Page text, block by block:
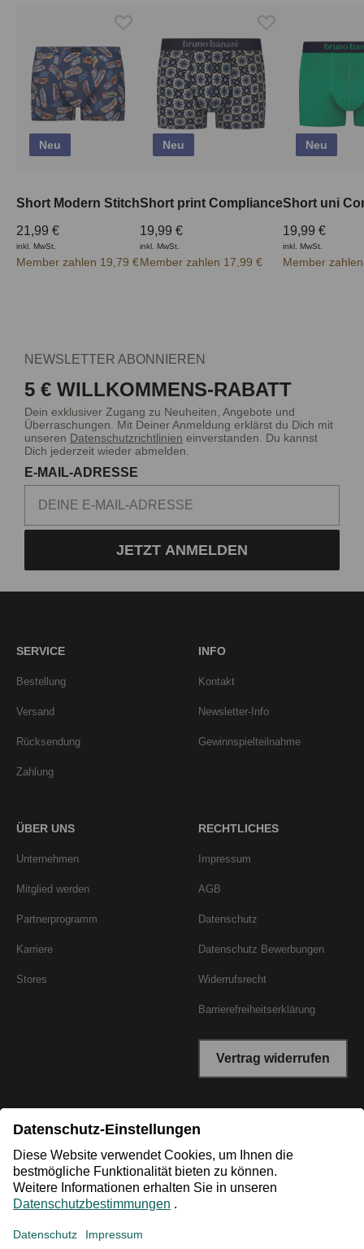
Neu
Short Modern Stitch
21,99 €
inkl. MwSt.
Member zahlen 19,79 €
Neu
Short print Compliance
19,99 €
inkl. MwSt.
Member zahlen 17,99 €
Neu
Short uni
19,99 €
inkl. MwSt.
Member
NEWSLETTER ABONNIEREN
5 € WILLKOMMENS-RABATT
Dein exklusiver Zugang zu Neuheiten, Angebote und
Überraschungen. Mit Deiner Anmeldung erklärst du Dich mit
unseren Datenschutzrichtlinien einverstanden. Du kannst
Dich jederzeit wieder abmelden.
E-MAIL-ADRESSE
JETZT ANMELDEN
SERVICE
Bestellung
Versand
Rücksendung
Zahlung
INFO
Kontakt
Newsletter-Info
Gewinnspielteilnahme
ÜBER UNS
Unternehmen
Mitglied werden
Partnerprogramm
Karriere
Stores
RECHTLICHES
Impressum
AGB
Datenschutz
Datenschutz Bewerbungen
Widerrufsrecht
Barrierefreiheitserklärung
Vertrag widerrufen